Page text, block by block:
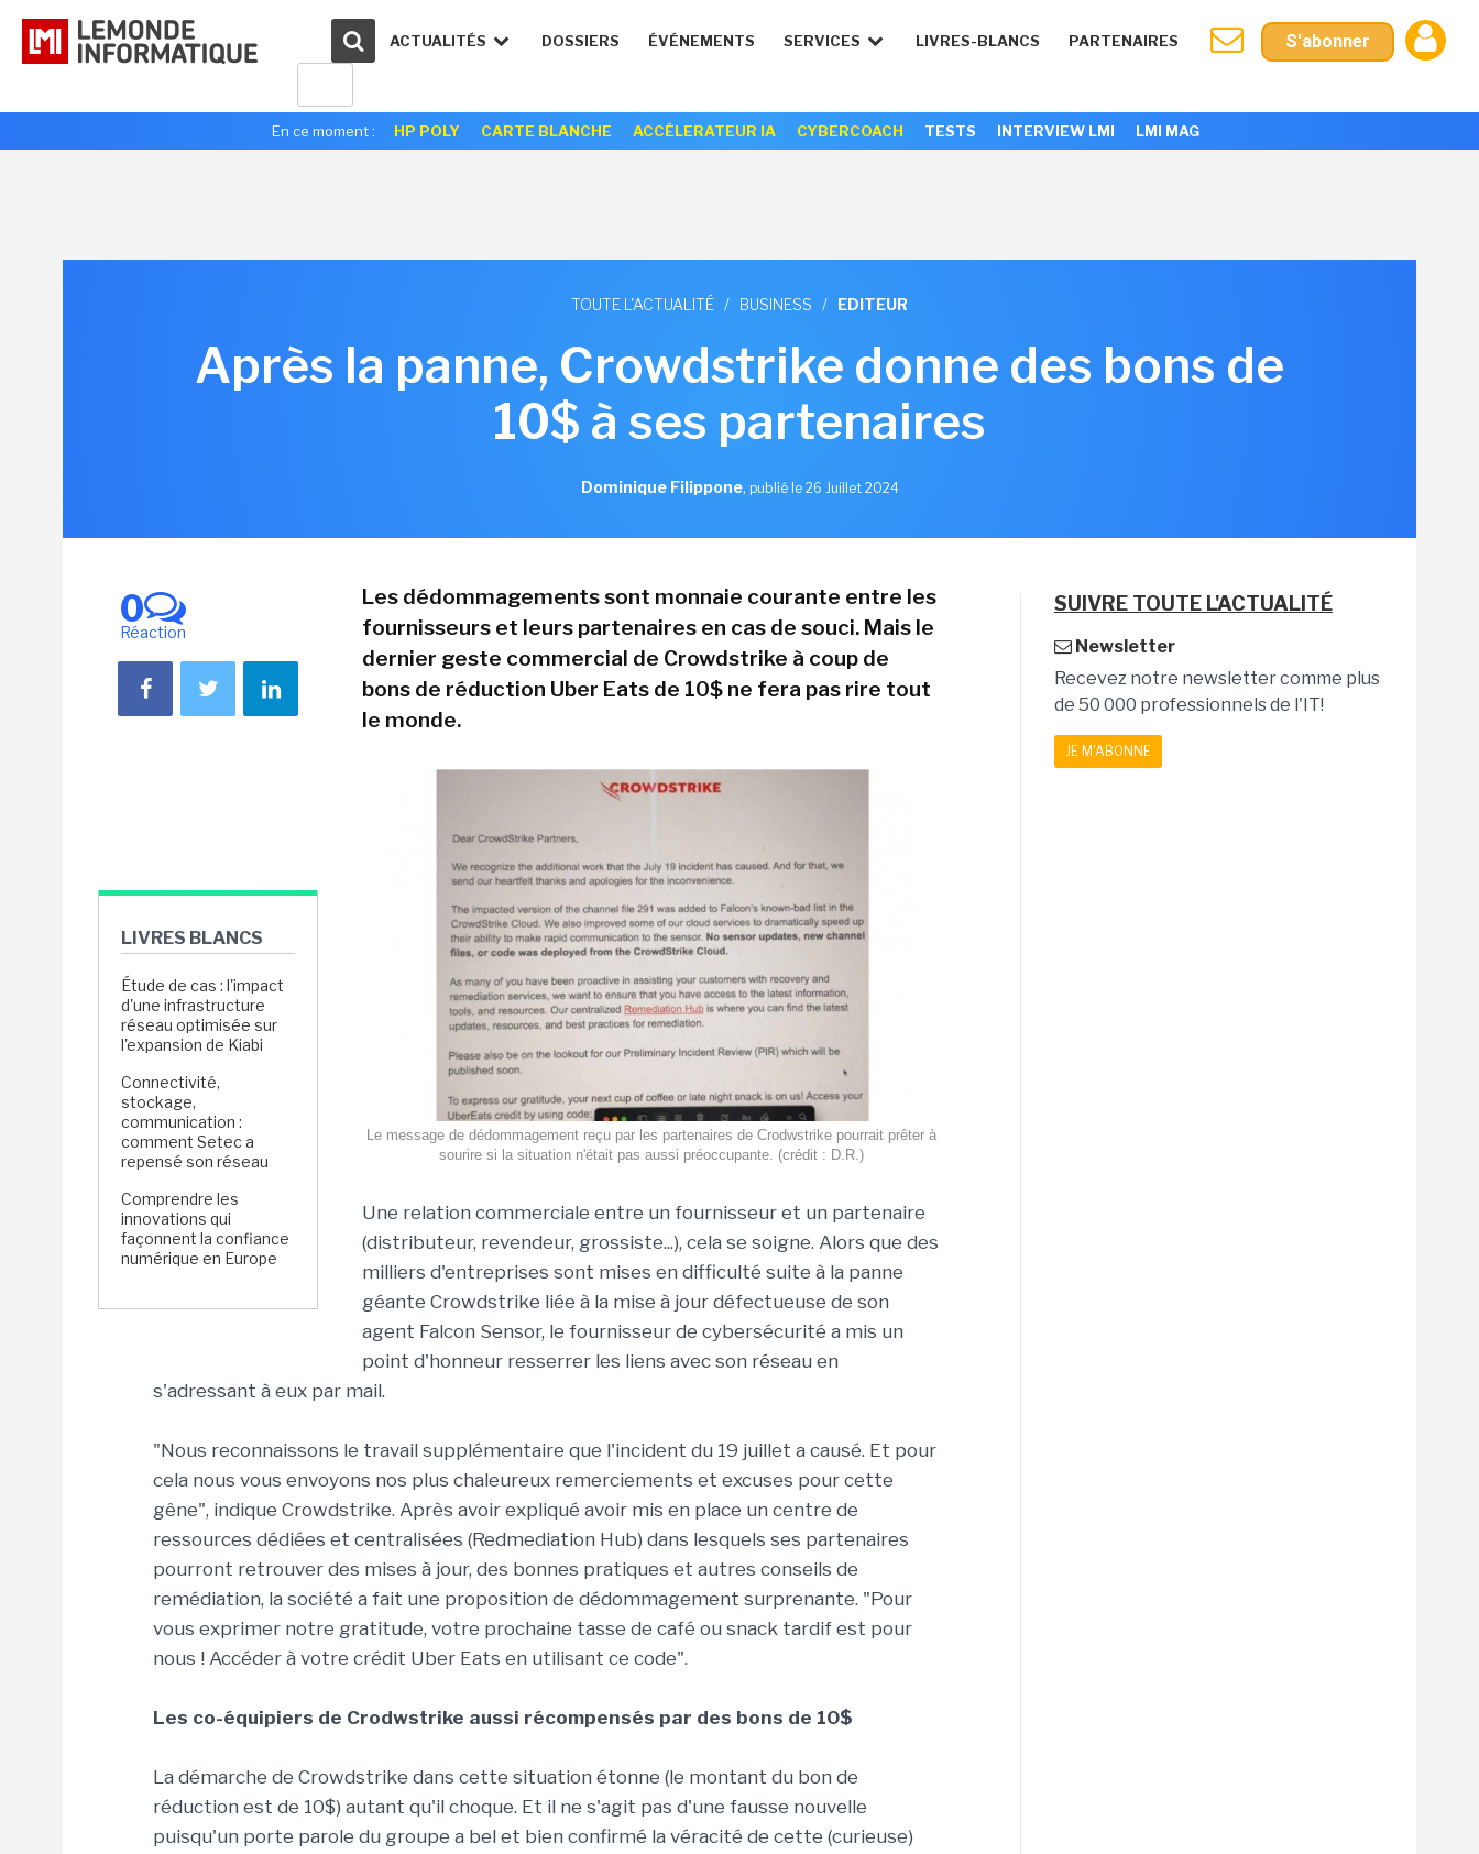
ACTUALITÉS DOSSIERS ÉVÉNEMENTS SERVICES LIVRES-BLANCS PARTENAIRES S'abonner
En ce moment : HP POLY CARTE BLANCHE ACCÉLERATEUR IA CYBERCOACH TESTS INTERVIEW LMI LMI MAG
TOUTE L'ACTUALITÉ / BUSINESS / EDITEUR
Après la panne, Crowdstrike donne des bons de
10$ à ses partenaires
Dominique Filippone, publié le 26 Juillet 2024
0
Réaction
LIVRES BLANCS
Étude de cas : l'impact
d'une infrastructure
réseau optimisée sur
l'expansion de Kiabi
Connectivité,
stockage,
communication :
comment Setec a
repensé son réseau
Comprendre les
innovations qui
façonnent la confiance
numérique en Europe
Les dédommagements sont monnaie courante entre les
fournisseurs et leurs partenaires en cas de souci. Mais le
dernier geste commercial de Crowdstrike à coup de
bons de réduction Uber Eats de 10$ ne fera pas rire tout
le monde.
Le message de dédommagement reçu par les partenaires de Crodwstrike pourrait prêter à
sourire si la situation n'était pas aussi préoccupante. (crédit : D.R.)
Une relation commerciale entre un fournisseur et un partenaire
(distributeur, revendeur, grossiste...), cela se soigne. Alors que des
milliers d'entreprises sont mises en difficulté suite à la panne
géante Crowdstrike liée à la mise à jour défectueuse de son
agent Falcon Sensor, le fournisseur de cybersécurité a mis un
point d'honneur resserrer les liens avec son réseau en
s'adressant à eux par mail.
"Nous reconnaissons le travail supplémentaire que l'incident du 19 juillet a causé. Et pour
cela nous vous envoyons nos plus chaleureux remerciements et excuses pour cette
gêne", indique Crowdstrike. Après avoir expliqué avoir mis en place un centre de
ressources dédiées et centralisées (Redmediation Hub) dans lesquels ses partenaires
pourront retrouver des mises à jour, des bonnes pratiques et autres conseils de
remédiation, la société a fait une proposition de dédommagement surprenante. "Pour
vous exprimer notre gratitude, votre prochaine tasse de café ou snack tardif est pour
nous ! Accéder à votre crédit Uber Eats en utilisant ce code".
Les co-équipiers de Crodwstrike aussi récompensés par des bons de 10$
La démarche de Crowdstrike dans cette situation étonne (le montant du bon de
réduction est de 10$) autant qu'il choque. Et il ne s'agit pas d'une fausse nouvelle
puisqu'un porte parole du groupe a bel et bien confirmé la véracité de cette (curieuse)
SUIVRE TOUTE L'ACTUALITÉ
Newsletter
Recevez notre newsletter comme plus
de 50 000 professionnels de l'IT!
JE M'ABONNE